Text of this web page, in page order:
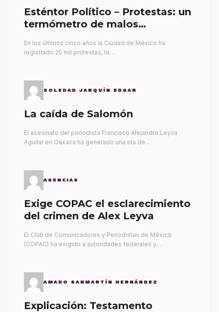
Esténtor Político – Protestas: un
termómetro de malos
En los últimos cinco años la Ciudad de México ha
registrado 25 mil protestas, lo…
SOLEDAD JARQUÍN EDGAR
La caída de Salomón
El asesinato del periodista Francisco Alejandro Leyva
Aguilar en Oaxaca ha generado una ola de…
AGENCIAS
Exige COPAC el esclarecimiento
del crimen de Alex Leyva
El Club de Comunicadores y Periodistas de México
(COPAC) ha exigido a autoridades federales y…
AMADO SANMARTÍN HERNÁNDEZ
Explicación: Testamento